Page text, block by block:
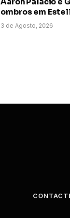
ombros em
3 de Agosto, 2026